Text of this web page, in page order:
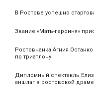
В Ростове успешно
Звание «Мать‑героиня»
Ростовчанка Агния
по триатлону!
Дипломный спектакль
аншлаг в ростовской драме